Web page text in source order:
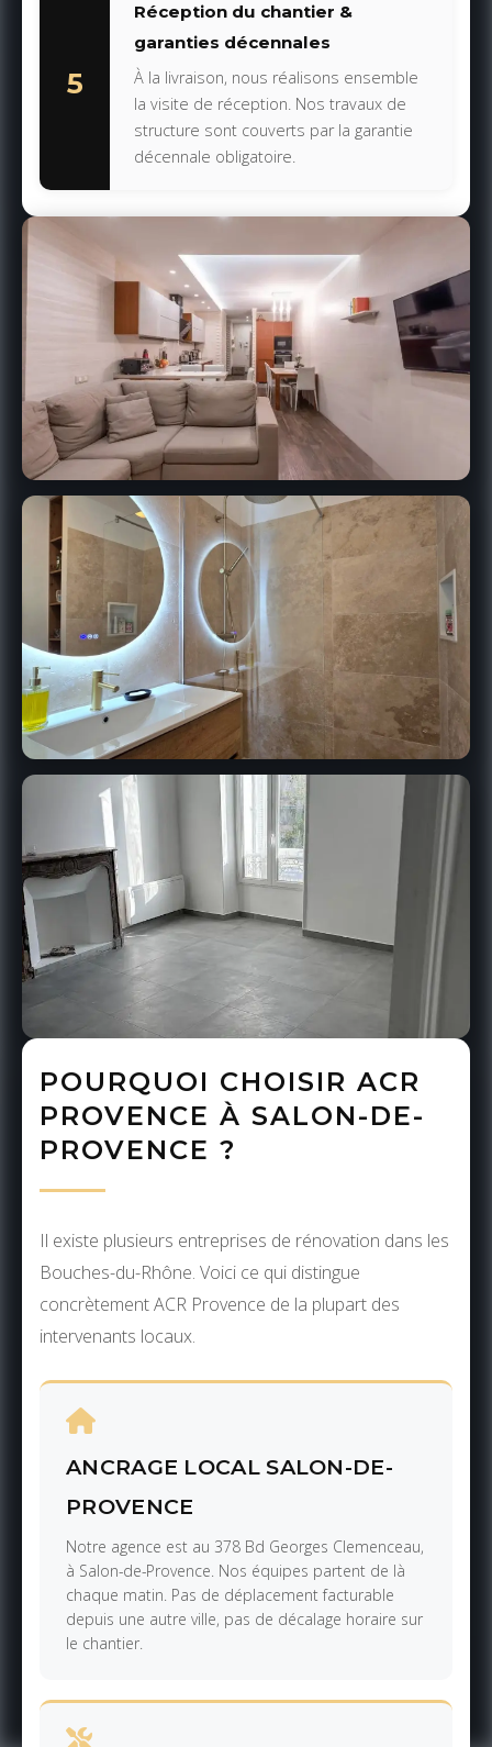
5
Réception du chantier &
garanties décennales
À la livraison, nous réalisons ensemble
la visite de réception. Nos travaux de
structure sont couverts par la garantie
décennale obligatoire.
POURQUOI CHOISIR ACR
PROVENCE À SALON-DE-
PROVENCE ?
Il existe plusieurs entreprises de rénovation dans les
Bouches-du-Rhône. Voici ce qui distingue
concrètement ACR Provence de la plupart des
intervenants locaux.
ANCRAGE LOCAL SALON-DE-
PROVENCE
Notre agence est au 378 Bd Georges Clemenceau,
à Salon-de-Provence. Nos équipes partent de là
chaque matin. Pas de déplacement facturable
depuis une autre ville, pas de décalage horaire sur
le chantier.